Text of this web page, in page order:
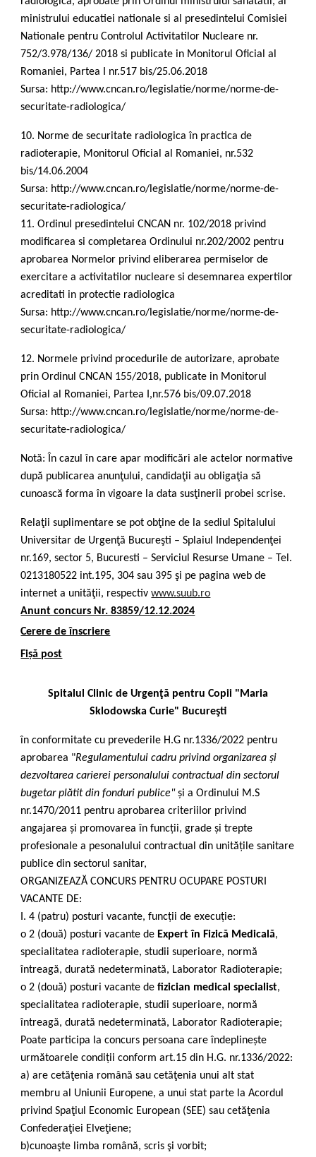
ministrului educatiei nationale si al presedintelui Comisiei
Nationale pentru Controlul Activitatilor Nucleare nr.
752/3.978/136/ 2018 si publicate in Monitorul Oficial al
Romaniei, Partea I nr.517 bis/25.06.2018
Sursa: http://www.cncan.ro/legislatie/norme/norme-de-
securitate-radiologica/
10. Norme de securitate radiologica în practica de
radioterapie, Monitorul Oficial al Romaniei, nr.532
bis/14.06.2004
Sursa: http://www.cncan.ro/legislatie/norme/norme-de-
securitate-radiologica/
11. Ordinul presedintelui CNCAN nr. 102/2018 privind
modificarea si completarea Ordinului nr.202/2002 pentru
aprobarea Normelor privind eliberarea permiselor de
exercitare a activitatilor nucleare si desemnarea expertilor
acreditati in protectie radiologica
Sursa: http://www.cncan.ro/legislatie/norme/norme-de-
securitate-radiologica/
12. Normele privind procedurile de autorizare, aprobate
prin Ordinul CNCAN 155/2018, publicate in Monitorul
Oficial al Romaniei, Partea I,nr.576 bis/09.07.2018
Sursa: http://www.cncan.ro/legislatie/norme/norme-de-
securitate-radiologica/
Notă: În cazul în care apar modificări ale actelor normative
după publicarea anunţului, candidaţii au obligaţia să
cunoască forma în vigoare la data susţinerii probei scrise.
Relaţii suplimentare se pot obţine de la sediul Spitalului
Universitar de Urgenţă Bucureşti – Splaiul Independenţei
nr.169, sector 5, Bucuresti – Serviciul Resurse Umane – Tel.
0213180522 int.195, 304 sau 395 şi pe pagina web de
internet a unităţii, respectivwww.suub.ro
Anunt concurs Nr. 83859/12.12.2024
Cerere de înscriere
Fișă post
Spitalul Clinic de Urgenţă pentru Copii "Maria
Sklodowska Curie" Bucureşti
în conformitate cu prevederile H.G nr.1336/2022 pentru
aprobarea "Regulamentului cadru privind organizarea și
dezvoltarea carierei personalului contractual din sectorul
bugetar plătit din fonduri publice"și a Ordinului M.S
nr.1470/2011 pentru aprobarea criteriilor privind
angajarea și promovarea în funcții, grade și trepte
profesionale a pesonalului contractual din unitățile sanitare
publice din sectorul sanitar,
ORGANIZEAZĂ CONCURS PENTRU OCUPARE POSTURI
VACANTE DE:
I. 4 (patru) posturi vacante, funcții de execuție:
o 2 (două) posturi vacante de Expert în Fizică Medicală,
specialitatea radioterapie, studii superioare, normă
întreagă, durată nedeterminată, Laborator Radioterapie;
o 2 (două) posturi vacante defizician medical specialist,
specialitatea radioterapie, studii superioare, normă
întreagă, durată nedeterminată, Laborator Radioterapie;
Poate participa la concurs persoana care îndeplinește
următoarele condiții conform art.15 din H.G. nr.1336/2022:
a) are cetăţenia română sau cetăţenia unui alt stat
membru al Uniunii Europene, a unui stat parte la Acordul
privind Spaţiul Economic European (SEE) sau cetăţenia
Confederaţiei Elveţiene;
b)cunoaşte limba română, scris şi vorbit;